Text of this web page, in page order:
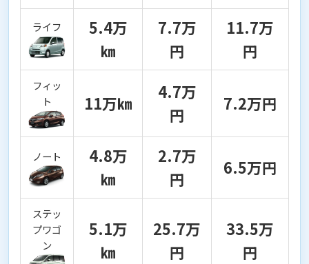
ライフ
5.4万
㎞
7.7万
円
11.7万
円
フィッ
ト
11万㎞
4.7万
円
7.2万円
ノート
4.8万
㎞
2.7万
円
6.5万円
ステッ
プワゴ
ン
5.1万
㎞
25.7万
円
33.5万
円